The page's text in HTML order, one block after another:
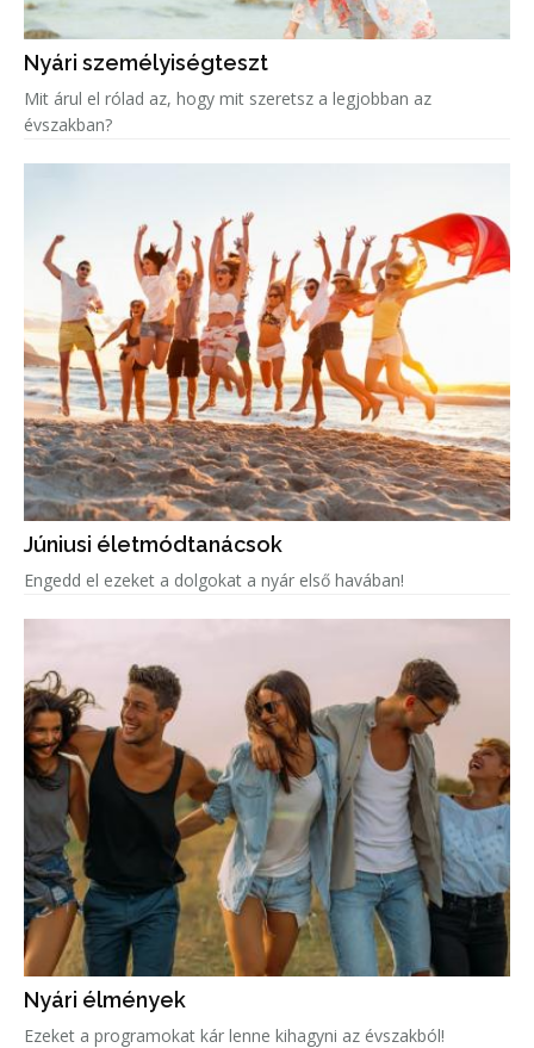
Nyári személyiségteszt
Mit árul el rólad az, hogy mit szeretsz a legjobban az
évszakban?
Júniusi életmódtanácsok
Engedd el ezeket a dolgokat a nyár első havában!
Nyári élmények
Ezeket a programokat kár lenne kihagyni az évszakból!